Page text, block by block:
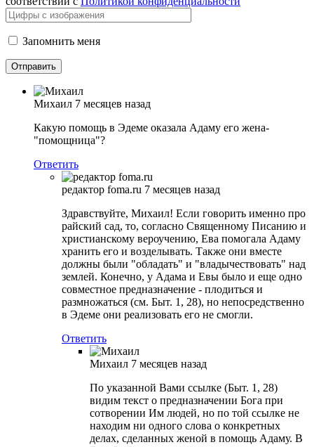
Запомнить меня
Михаил 7 месяцев назад
Какую помощь в Эдеме оказала Адаму его жена-
"помощница"?
Ответить
редактор foma.ru 7 месяцев назад
Здравствуйте, Михаил! Если говорить именно про
райский сад, то, согласно Священному Писанию и
христианскому вероучению, Ева помогала Адаму
хранить его и возделывать. Также они вместе
должны были "обладать" и "владычествовать" над
землей. Конечно, у Адама и Евы было и еще одно
совместное предназначение - плодиться и
размножаться (см. Быт. 1, 28), но непосредственно
в Эдеме они реализовать его не смогли.
Ответить
Михаил 7 месяцев назад
По указанной Вами ссылке (Быт. 1, 28)
видим текст о предназначении Бога при
сотворении Им людей, но по той ссылке не
находим ни одного слова о конкретных
делах, сделанных женой в помощь Адаму. В